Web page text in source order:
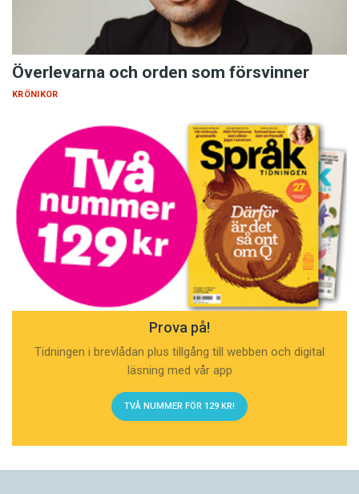
Överlevarna och orden som försvinner
KRÖNIKOR
Prova på!
Tidningen i brevlådan plus tillgång till webben och digital
läsning med vår app
TVÅ NUMMER FÖR 129 KR!